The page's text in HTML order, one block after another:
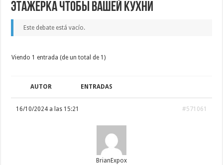
Этажерка чтобы вашей кухни
Este debate está vacío.
Viendo 1 entrada (de un total de 1)
AUTOR ENTRADAS
16/10/2024 a las 15:21 #571061
BrianExpox